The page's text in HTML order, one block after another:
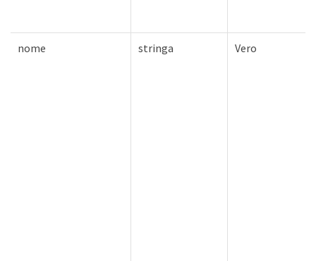
nome stringa Vero